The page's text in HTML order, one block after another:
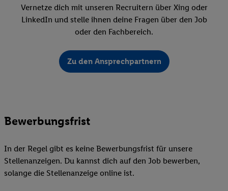
Vernetze dich mit unseren Recruitern über Xing oder
LinkedIn und stelle ihnen deine Fragen über den Job
oder den Fachbereich.
Zu den Ansprechpartnern
Bewerbungsfrist
In der Regel gibt es keine Bewerbungsfrist für unsere
Stellenanzeigen. Du kannst dich auf den Job bewerben,
solange die Stellenanzeige online ist.